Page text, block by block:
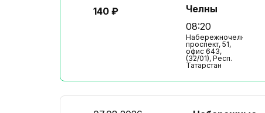
140 ₽
Челны
08:20
Набережночелнинский
проспект, 51,
офис 643,
(32/01), Респ.
Татарстан